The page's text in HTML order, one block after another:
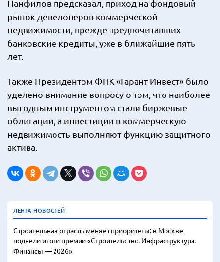
Панфилов предсказал, приход на фондовый
рынок девелоперов коммерческой
недвижимости, прежде предпочитавших
банковские кредиты, уже в ближайшие пять
лет.
Также Президентом ФПК «Гарант-Инвест» было
уделено внимание вопросу о том, что наиболее
выгодным инструментом стали биржевые
облигации, а инвестиции в коммерческую
недвижимость выполняют функцию защитного
актива.
ЛЕНТА НОВОСТЕЙ
Строительная отрасль меняет приоритеты: в Москве
подвели итоги премии «Строительство. Инфраструктура.
Финансы — 2026»